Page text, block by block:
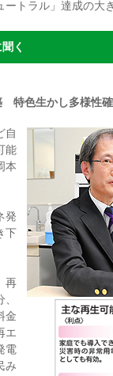
トラル」達成の大
く
特色生かし多様性
自
能
本
発
下
再
金
エ
電
み